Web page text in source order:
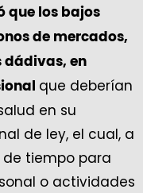
que los bajos
de mercados,
dádivas, en
que deberían
en su
de ley, el cual, a
tiempo para
o actividades